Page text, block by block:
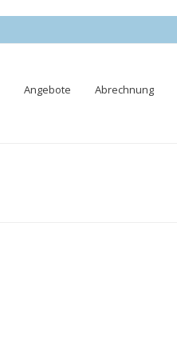
Angebote Abrechnung